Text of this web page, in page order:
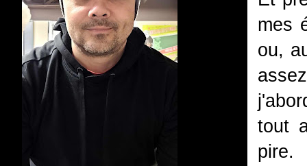
mes
ou,
tout
pire.